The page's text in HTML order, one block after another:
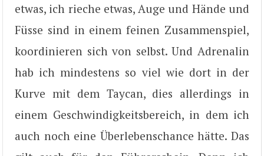
etwas, ich rieche etwas, Auge und Hände und
Füsse sind in einem feinen Zusammenspiel,
koordinieren sich von selbst. Und Adrenalin
hab ich mindestens so viel wie dort in der
Kurve mit dem Taycan, dies allerdings in
einem Geschwindigkeitsbereich, in dem ich
auch noch eine Überlebenschance hätte. Das